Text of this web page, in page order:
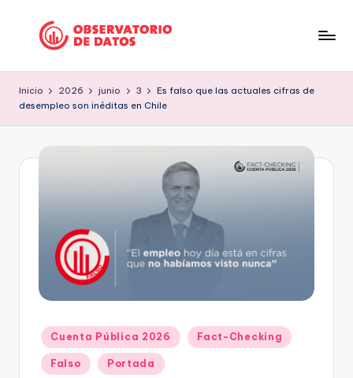
contenido
e
ri
free
are
Inicio 2026 junio 3
Es falso que las actuales cifras de
desempleo son inéditas en Chile
Publicado
en
Cuenta Pública 2026 Fact-Checking
Falso Portada